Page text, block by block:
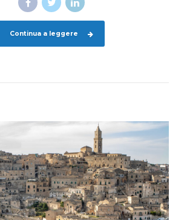
Continua a leggere